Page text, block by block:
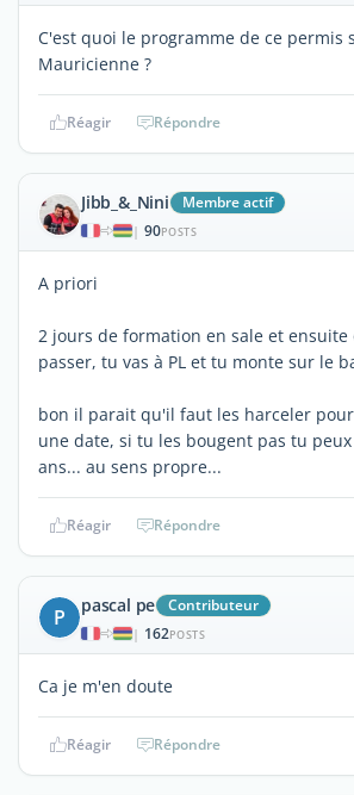
C'est quoi le programme de ce permis
Mauricienne ?
Réagir Répondre
Jibb_&_Nini Membre actif
| 90POSTS
A priori
2 jours de formation en sale et
passer, tu vas à PL et tu monte sur le
bon il parait qu'il faut les harceler
une date, si tu les bougent pas tu
ans... au sens propre...
Réagir Répondre
P pascal pe Contributeur
| 162POSTS
Ca je m'en doute
Réagir Répondre